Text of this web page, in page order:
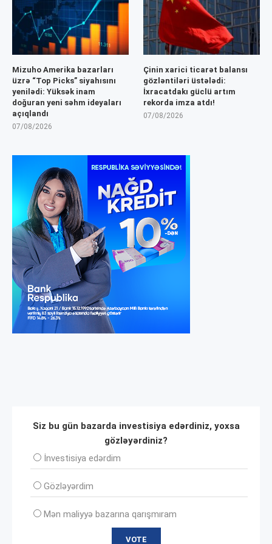
Mizuho Amerika bazarları
üzrə “Top Picks” siyahısını
yenilədi: Yüksək inam
doğuran yeni səhm ideyaları
açıqlandı
07/08/2026
Çinin xarici ticarət balansı
gözləntiləri üstələdi:
İxracatdakı güclü artım
rekorda imza atdı!
07/08/2026
Siz bu gün bazarda investisiya edərdiniz, yoxsa
gözləyərdiniz?
İnvеstisiya edərdim
Gözləyərdim
Mən maliyyə bazarına qarışmıram